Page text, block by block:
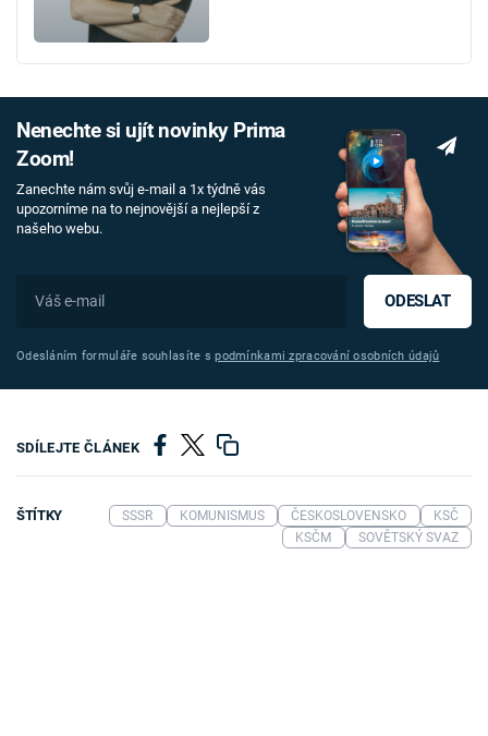
Nenechte si ujít novinky Prima
Zoom!
Zanechte nám svůj e-mail a 1x týdně vás
upozorníme na to nejnovější a nejlepší z
našeho webu.
ODESLAT
Odesláním formuláře souhlasíte spodmínkami zpracování osobních údajů
SDÍLEJTE ČLÁNEK
ŠTÍTKY SSSR KOMUNISMUS ČESKOSLOVENSKO
KSČ
KSČM
SOVĚTSKÝ SVAZ